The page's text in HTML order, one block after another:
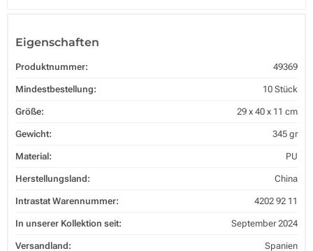
Eigenschaften
Produktnummer: 49369
Mindestbestellung: 10 Stück
Größe: 29 x 40 x 11 cm
Gewicht: 345 gr
Material: PU
Herstellungsland: China
Intrastat Warennummer: 4202 92 11
In unserer Kollektion seit: September 2024
Versandland: Spanien